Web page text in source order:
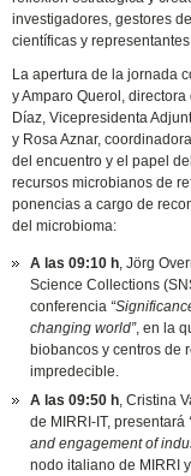
investigadores, gestores
científicas y
La apertura de la jornada
y Amparo Querol,
Díaz, Vicepresidenta
y Rosa Aznar,
del encuentro y el papel
recursos microbianos de
ponencias a cargo de
del microbioma:
A las 09:10 h, Jörg
Science Collections
conferencia
changing world”, en la
biobancos y centros de
impredecible.
A las 09:50 h, Cristina
de MIRRI-IT, presentará
and engagement of
nodo italiano de MIRRI